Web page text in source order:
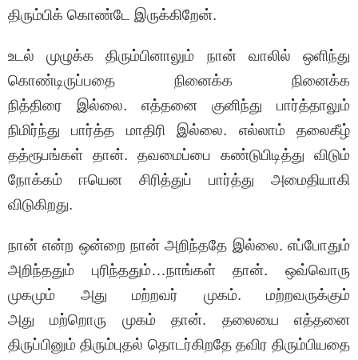
திரும்பிக் கொண்டே இருக்கிறேன்.
உடல் முழுக்க திரும்பினாலும் நான் வாலில் ஒளிந்து
கொண்டிருப்பதை நினைக்க நினைக்க
நித்திரை இல்லை. எத்தனை குனிந்து பார்த்தாலும்
நிமிர்ந்து பார்த்த மாதிரி இல்லை. எல்லாம் தலைகீழ்
தத்ரூபங்கள் தான். தவமைப்பை கண்டுபிடித்து விடும்
நோக்கம் ஈயென சிரித்துப் பார்த்து அமைதியாகி
விடுகிறது.
நான் என்ற ஒன்றை நான் அறிந்ததே இல்லை. எப்போதும்
அறிந்ததும் புரிந்ததும்…நாங்கள் தான். ஒவ்வொரு
முகமும் அது மற்றவர் முகம். மற்றவருக்கும்
அது மற்றொரு முகம் தான். தலையை எத்தனை
திருப்பினும் திரும்புதல் தொடர்கிறதே தவிர திரும்பியதை